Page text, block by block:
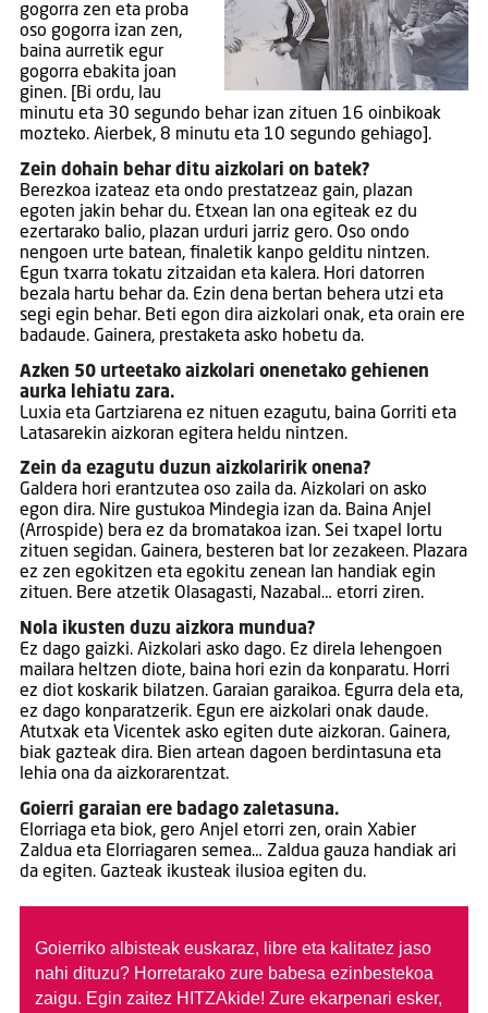
gogorra zen eta proba
oso gogorra izan zen,
baina aurretik egur
gogorra ebakita joan
ginen. [Bi ordu, lau
minutu eta 30 segundo behar izan zituen 16 oinbikoak
mozteko. Aierbek, 8 minutu eta 10 segundo gehiago].
Zein dohain behar ditu aizkolari on batek?
Berezkoa izateaz eta ondo prestatzeaz gain, plazan
egoten jakin behar du. Etxean lan ona egiteak ez du
ezertarako balio, plazan urduri jarriz gero. Oso ondo
nengoen urte batean, finaletik kanpo gelditu nintzen.
Egun txarra tokatu zitzaidan eta kalera. Hori datorren
bezala hartu behar da. Ezin dena bertan behera utzi eta
segi egin behar. Beti egon dira aizkolari onak, eta orain ere
badaude. Gainera, prestaketa asko hobetu da.
Azken 50 urteetako aizkolari onenetako gehienen
aurka lehiatu zara.
Luxia eta Gartziarena ez nituen ezagutu, baina Gorriti eta
Latasarekin aizkoran egitera heldu nintzen.
Zein da ezagutu duzun aizkolaririk onena?
Galdera hori erantzutea oso zaila da. Aizkolari on asko
egon dira. Nire gustukoa Mindegia izan da. Baina Anjel
(Arrospide) bera ez da bromatakoa izan. Sei txapel lortu
zituen segidan. Gainera, besteren bat lor zezakeen. Plazara
ez zen egokitzen eta egokitu zenean lan handiak egin
zituen. Bere atzetik Olasagasti, Nazabal… etorri ziren.
Nola ikusten duzu aizkora mundua?
Ez dago gaizki. Aizkolari asko dago. Ez direla lehengoen
mailara heltzen diote, baina hori ezin da konparatu. Horri
ez diot koskarik bilatzen. Garaian garaikoa. Egurra dela eta,
ez dago konparatzerik. Egun ere aizkolari onak daude.
Atutxak eta Vicentek asko egiten dute aizkoran. Gainera,
biak gazteak dira. Bien artean dagoen berdintasuna eta
lehia ona da aizkorarentzat.
Goierri garaian ere badago zaletasuna.
Elorriaga eta biok, gero Anjel etorri zen, orain Xabier
Zaldua eta Elorriagaren semea… Zaldua gauza handiak ari
da egiten. Gazteak ikusteak ilusioa egiten du.
Goierriko albisteak euskaraz, libre eta kalitatez jaso
nahi dituzu? Horretarako zure babesa ezinbestekoa
zaigu. Egin zaitez HITZAkide! Zure ekarpenari esker,